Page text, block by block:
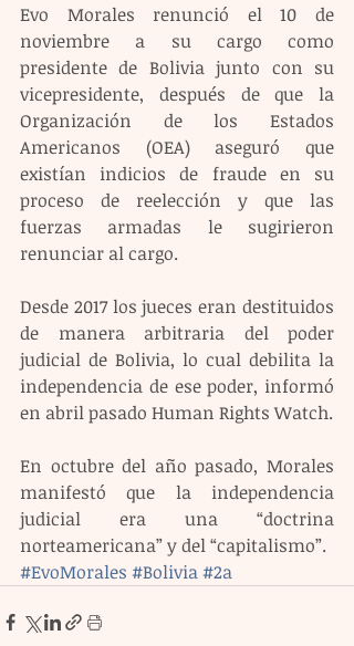
Evo Morales renunció el 10 de
noviembre a su cargo como
presidente de Bolivia junto con su
vicepresidente, después de que la
Organización de los Estados
Americanos (OEA) aseguró que
existían indicios de fraude en su
proceso de reelección y que las
fuerzas armadas le sugirieron
renunciar al cargo.
Desde 2017 los jueces eran destituidos
de manera arbitraria del poder
judicial de Bolivia, lo cual debilita la
independencia de ese poder, informó
en abril pasado Human Rights Watch.
En octubre del año pasado, Morales
manifestó que la independencia
judicial era una “doctrina
norteamericana” y del “capitalismo”.
#EvoMorales #Bolivia#2a